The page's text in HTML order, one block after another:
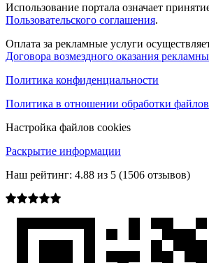
Использование портала означает
Пользовательского соглашения.
Оплата за рекламные услуги
Договора возмездного оказания
Политика конфиденциальности
Политика в отношении обработки
Настройка файлов cookies
Раскрытие информации
Наш рейтинг: 4.88 из 5 (1506 отзывов)